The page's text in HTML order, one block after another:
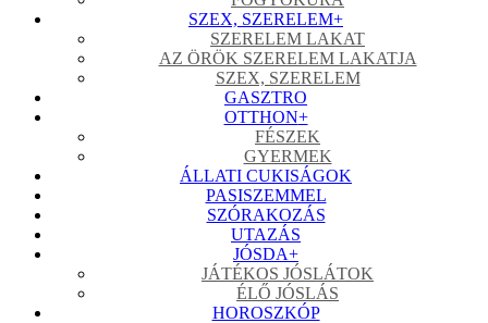
SZEX, SZERELEM+
SZERELEM LAKAT
AZ ÖRÖK SZERELEM LAKATJA
SZEX, SZERELEM
GASZTRO
OTTHON+
FÉSZEK
GYERMEK
ÁLLATI CUKISÁGOK
PASISZEMMEL
SZÓRAKOZÁS
UTAZÁS
JÓSDA+
JÁTÉKOS JÓSLÁTOK
ÉLŐ JÓSLÁS
HOROSZKÓP